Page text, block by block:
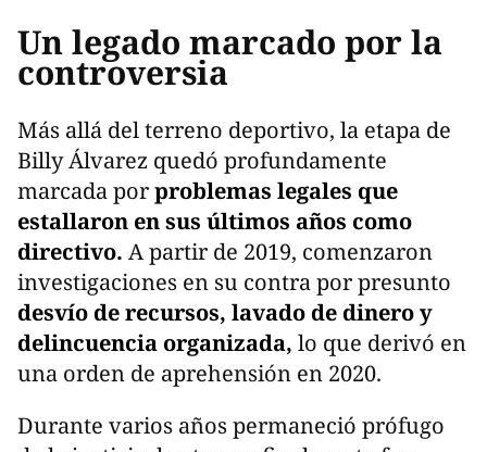
Un legado marcado por la
controversia
Más allá del terreno deportivo, la etapa de
Billy Álvarez quedó profundamente
marcada porproblemas legales que
estallaron en sus últimos años como
directivo. A partir de 2019, comenzaron
investigaciones en su contra por presunto
desvío de recursos, lavado de dinero y
delincuencia organizada, lo que derivó en
una orden de aprehensión en 2020.
Durante varios años permaneció prófugo